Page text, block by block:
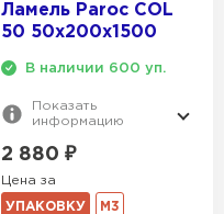
Ламель Paroc COL
50 50х200х1500
В наличии 600 уп.
Показать
информацию
2 880 ₽
Цена за
УПАКОВКУ М3